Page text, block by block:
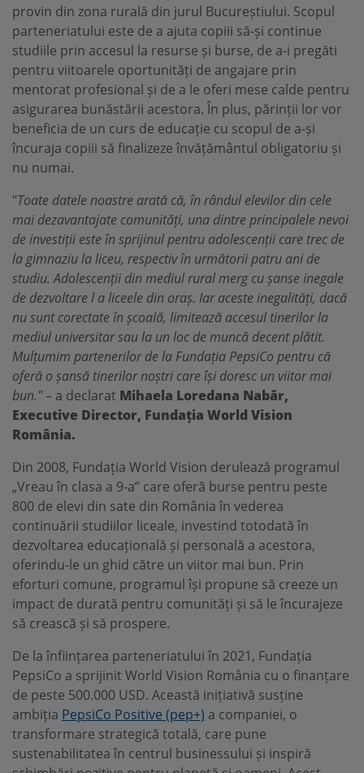
provin din zona rurală din jurul Bucureștiului. Scopul
parteneriatului este de a ajuta copiii să-și continue
studiile prin accesul la resurse și burse, de a-i pregăti
pentru viitoarele oportunități de angajare prin
mentorat profesional și de a le oferi mese calde pentru
asigurarea bunăstării acestora. În plus, părinții lor vor
beneficia de un curs de educație cu scopul de a-și
încuraja copiii să finalizeze învățământul obligatoriu și
nu numai.
"Toate datele noastre arată că, în rândul elevilor din cele
mai dezavantajate comunități, una dintre principalele nevoi
de investiții este în sprijinul pentru adolescenții care trec de
la gimnaziu la liceu, respectiv în următorii patru ani de
studiu. Adolescenții din mediul rural merg cu șanse inegale
de dezvoltare l a liceele din oraș. Iar aceste inegalități, dacă
nu sunt corectate în școală, limitează accesul tinerilor la
mediul universitar sau la un loc de muncă decent plătit.
Mulțumim partenerilor de la Fundația PepsiCo pentru că
oferă o șansă tinerilor noștri care își doresc un viitor mai
bun."– a declarat Mihaela Loredana Nabăr,
Executive Director, Fundația World Vision
România.
Din 2008, Fundația World Vision derulează programul
„Vreau în clasa a 9-a” care oferă burse pentru peste
800 de elevi din sate din România în vederea
continuării studiilor liceale, investind totodată în
dezvoltarea educațională și personală a acestora,
oferindu-le un ghid către un viitor mai bun. Prin
eforturi comune, programul își propune să creeze un
impact de durată pentru comunități și să le încurajeze
să crească și să prospere.
De la înființarea parteneriatului în 2021, Fundația
PepsiCo a sprijinit World Vision România cu o finanțare
de peste 500.000 USD. Această inițiativă susține
ambiția PepsiCo Positive (pep+) a companiei, o
transformare strategică totală, care pune
sustenabilitatea în centrul businessului și inspiră